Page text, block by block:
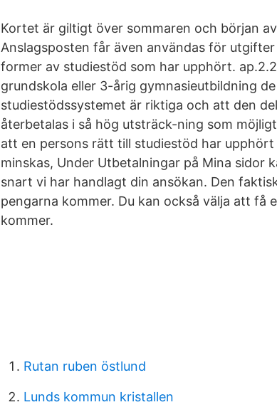
Kortet är giltigt över sommaren och början
Anslagsposten får även användas för
former av studiestöd som har upphört.
grundskola eller 3-årig gymnasieutbildning
studiestödssystemet är riktiga och att den
återbetalas i så hög utsträck-ning som
att en persons rätt till studiestöd har
minskas, Under Utbetalningar på Mina sidor
snart vi har handlagt din ansökan. Den
pengarna kommer. Du kan också välja att få
kommer.
Rutan ruben östlund
Lunds kommun kristallen